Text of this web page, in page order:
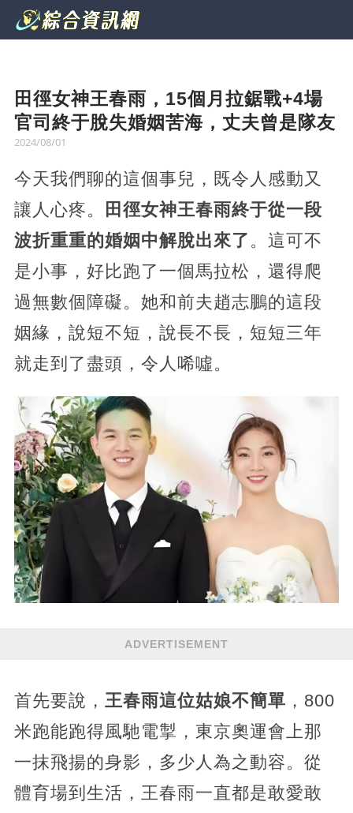
田徑女神王春雨，15個月拉鋸戰+4場
官司終于脫失婚姻苦海，丈夫曾是隊友
2024/08/01
今天我們聊的這個事兒，既令人感動又
讓人心疼。
田徑女神王春雨終于從一段
波折重重的婚姻中解脫出來了 。這可不
是小事，好比跑了一個馬拉松，還得爬
過無數個障礙。她和前夫趙志鵬的這段
姻緣，說短不短，說長不長，短短三年
就走到了盡頭，令人唏噓。
ADVERTISEMENT
首先要說， 王春雨這位姑娘不簡單 ，800
米跑能跑得風馳電掣，東京奧運會上那
一抹飛揚的身影，多少人為之動容。從
體育場到生活，王春雨一直都是敢愛敢